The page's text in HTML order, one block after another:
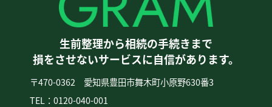
生前整理から相続の手続きまで
損をさせないサービスに自信があります。
〒470-0362 愛知県豊田市舞木町小原野630番3
TEL：0120-040-001